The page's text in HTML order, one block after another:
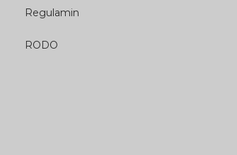
Regulamin
RODO